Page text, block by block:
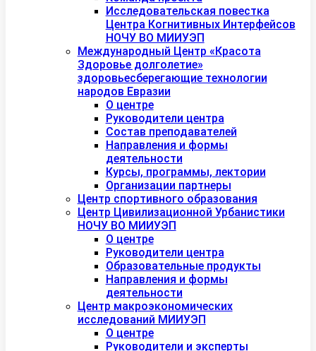
Исследовательская повестка
Центра Когнитивных Интерфейсов
НОЧУ ВО МИИУЭП
Международный Центр «Красота
Здоровье долголетие»
здоровьесберегающие технологии
народов Евразии
О центре
Руководители центра
Состав преподавателей
Направления и формы
деятельности
Курсы, программы, лектории
Организации партнеры
Центр спортивного образования
Центр Цивилизационной Урбанистики
НОЧУ ВО МИИУЭП
О центре
Руководители центра
Образовательные продукты
Направления и формы
деятельности
Центр макроэкономических
исследований МИИУЭП
О центре
Руководители и эксперты